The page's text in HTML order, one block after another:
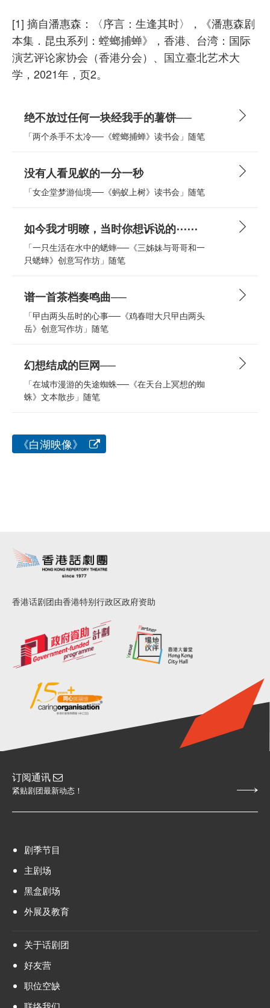
[1] 摘自潘惠森：〈序言：生逢其时〉，《潘惠森剧
本集．昆虫系列：螳螂捕蝉》，香港、台湾：国际
演艺评论家协会（香港分会）、国立臺北艺术大
学，2021年，页2。
绝不放过任何一块经我手的薯饼──
「两个杀手不太冷──《螳螂捕蝉》读书会」随笔
没有人看见蚁的一分一秒
「女企堂梦游仙境──《蚂蚁上树》读书会」随笔
如今我才明暸，当时你想诉说的⋯⋯
「一只生活在水中的蟋蟀──《三姊妹与哥哥和一
只蟋蟀》创意写作坊」随笔
谱一首茶档奏鸣曲──
「曱甴两头岳时的心事──《鸡春咁大只曱甴两头
岳》创意写作坊」随笔
幻想结成的巨网──
「在城巿漫游的失途蜘蛛──《在天台上冥想的蜘
蛛》文本散步」随笔
《白湖映像》
香港话剧团由香港特别行政区政府资助
订阅通讯
紧贴剧团最新动态！
剧季节目
主剧场
黑盒剧场
外展及教育
关于话剧团
好友营
职位空缺